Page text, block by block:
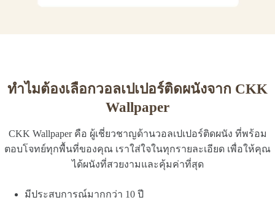
ทำไมต้องเลือกวอลเปเปอร์ติดผนังจาก CKK
Wallpaper
CKK Wallpaper คือ ผู้เชี่ยวชาญด้านวอลเปเปอร์ติดผนัง ที่พร้อม
ตอบโจทย์ทุกพื้นที่ของคุณ เราใส่ใจในทุกรายละเอียด เพื่อให้คุณ
ได้ผนังที่สวยงามและคุ้มค่าที่สุด
มีประสบการณ์มากกว่า 10 ปี